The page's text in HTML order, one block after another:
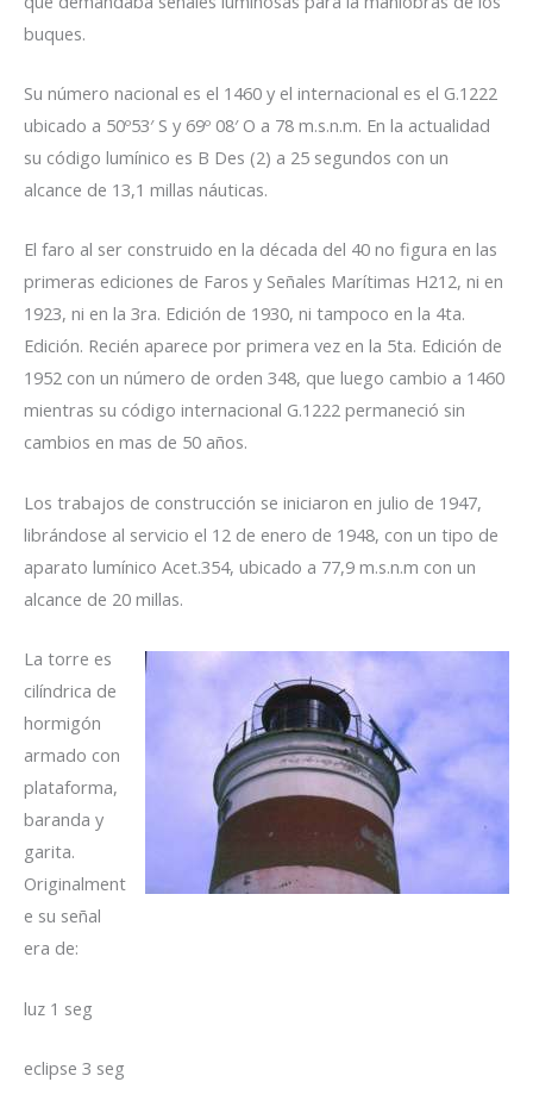
buques.
Su número nacional es el 1460 y el internacional es el G.1222
ubicado a 50º53′ S y 69º 08′ O a 78 m.s.n.m. En la actualidad
su código lumínico es B Des (2) a 25 segundos con un
alcance de 13,1 millas náuticas.
El faro al ser construido en la década del 40 no figura en las
primeras ediciones de Faros y Señales Marítimas H212, ni en
1923, ni en la 3ra. Edición de 1930, ni tampoco en la 4ta.
Edición. Recién aparece por primera vez en la 5ta. Edición de
1952 con un número de orden 348, que luego cambio a 1460
mientras su código internacional G.1222 permaneció sin
cambios en mas de 50 años.
Los trabajos de construcción se iniciaron en julio de 1947,
librándose al servicio el 12 de enero de 1948, con un tipo de
aparato lumínico Acet.354, ubicado a 77,9 m.s.n.m con un
alcance de 20 millas.
La torre es
cilíndrica de
hormigón
armado con
plataforma,
baranda y
garita.
Originalment
e su señal
era de:
luz 1 seg
eclipse 3 seg